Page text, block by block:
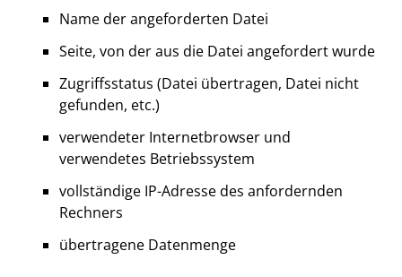
Name der angeforderten Datei
Seite, von der aus die Datei angefordert wurde
Zugriffsstatus (Datei übertragen, Datei nicht
gefunden, etc.)
verwendeter Internetbrowser und
verwendetes Betriebssystem
vollständige IP-Adresse des anfordernden
Rechners
übertragene Datenmenge